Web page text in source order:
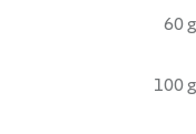
60 g
100 g